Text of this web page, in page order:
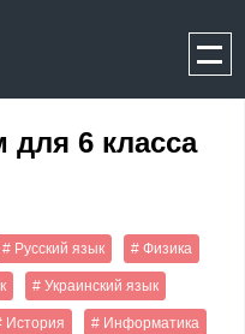
для 6 класса
# Русский язык # Физика
# Украинский язык
История # Информатика